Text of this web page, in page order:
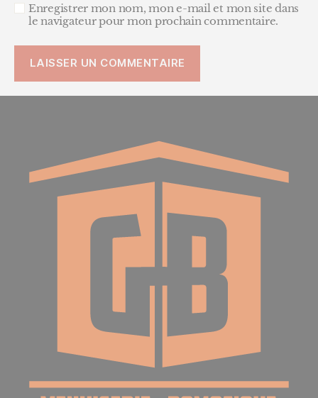
Enregistrer mon nom, mon e-mail et mon site dans
le navigateur pour mon prochain commentaire.